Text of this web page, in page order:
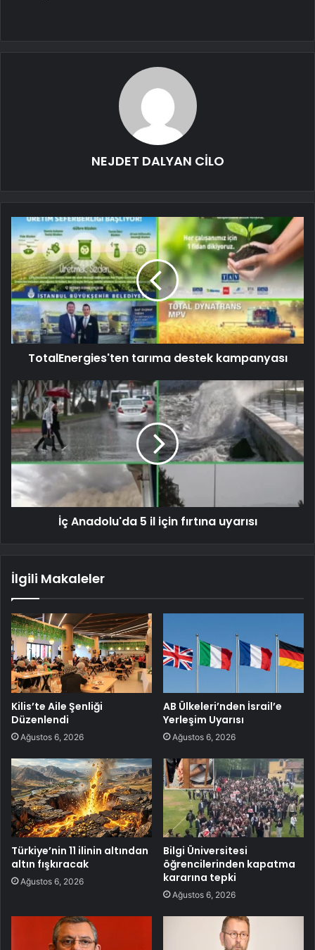
NEJDET DALYAN CİLO
TotalEnergies'ten tarıma destek kampanyası
İç Anadolu'da 5 il için fırtına uyarısı
İlgili Makaleler
Kilis’te Aile Şenliği
Düzenlendi
Ağustos 6, 2026
AB Ülkeleri’nden İsrail’e
Yerleşim Uyarısı
Ağustos 6, 2026
Türkiye’nin 11 ilinin altından
altın fışkıracak
Ağustos 6, 2026
Bilgi Üniversitesi
öğrencilerinden kapatma
kararına tepki
Ağustos 6, 2026